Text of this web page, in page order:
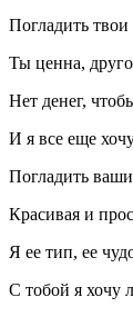
Погладить
Ты ценна,
Нет денег,
И я все еще
Погладить
Красивая и
Я ее тип, ее
С тобой я хочу